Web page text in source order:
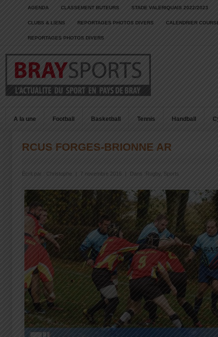
AGENDA CLASSEMENT BUTEURS STADE VALERIQUAIS 2022/2023
CLUBS & LIENS REPORTAGES PHOTOS DIVERS CALENDRIER
REPORTAGES PHOTOS DIVERS
A la une Football Basketball Tennis Handball
RCUS FORGES-BRIONNE AR
Écrit par : Christophe 7 novembre 2016 | Dans : Rugby Sports